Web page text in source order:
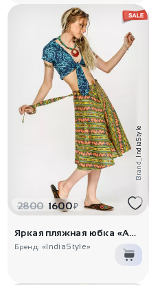
Brand_
IndiaStyle
2800 1600₽
Яркая пляжная юбка «Альма»
Бренд: «IndiaStyle»